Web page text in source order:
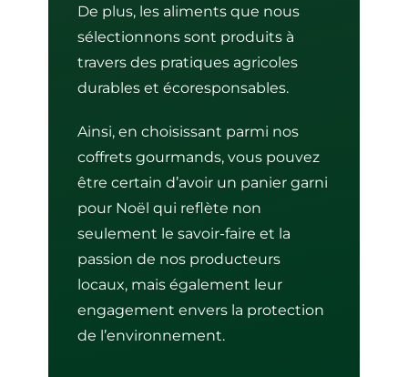
De plus, les aliments que nous
sélectionnons sont produits à
travers des pratiques agricoles
durables et écoresponsables.
Ainsi, en choisissant parmi nos
coffrets gourmands, vous pouvez
être certain d’avoir un panier garni
pour Noël qui reflète non
seulement le savoir-faire et la
passion de nos producteurs
locaux, mais également leur
engagement envers la protection
de l’environnement.